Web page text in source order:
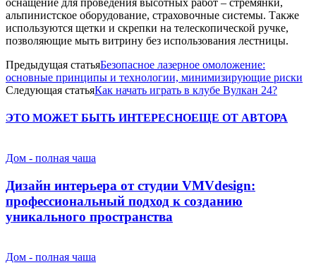
альпинистское оборудование, страховочные системы. Также
используются щетки и скрепки на телескопической ручке,
позволяющие мыть витрину без использования лестницы.
Предыдущая статьяБезопасное лазерное омоложение:
основные принципы и технологии, минимизирующие риски
Следующая статьяКак начать играть в клубе Вулкан 24?
ЭТО МОЖЕТ БЫТЬ ИНТЕРЕСНОЕЩЕ ОТ АВТОРА
Дом - полная чаша
Дизайн интерьера от студии VMVdesign:
профессиональный подход к созданию
уникального пространства
Дом - полная чаша